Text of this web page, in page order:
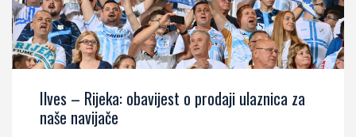
Ilves – Rijeka: obavijest o prodaji ulaznica za
naše navijače